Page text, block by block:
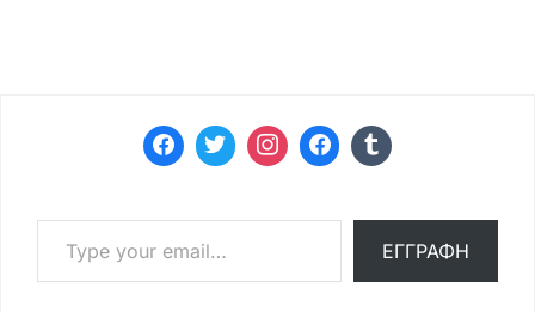
Type your email…
ΕΓΓΡΑΦΉ